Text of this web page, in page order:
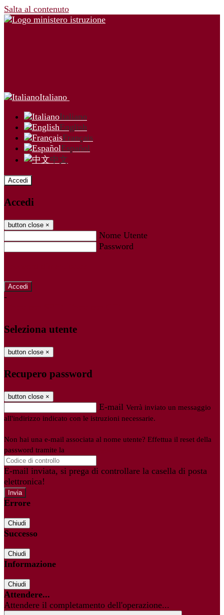
Salta al contenuto
Italiano
Italiano
English
Français
Español
中文
Accedi
Accedi
button close ×
Nome Utente
Password
-
Seleziona utente
button close ×
Recupero password
button close ×
E-mail Verrà inviato un messaggio
all'indirizzo indicato con le istruzioni necessarie.
Non hai una e-mail associata al nome utente? Effettua il reset della
password tramite la
E-mail inviata, si prega di controllare la casella di posta
elettronica!
Errore
Chiudi
Successo
Chiudi
Informazione
Chiudi
Attendere...
Attendere il completamento dell'operazione...